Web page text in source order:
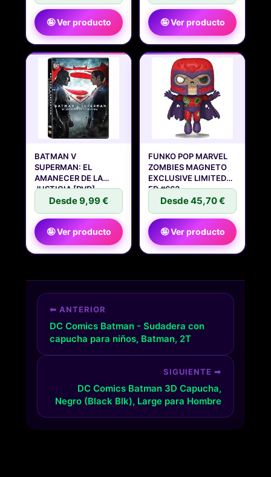
🤪 Ver producto 🤪 Ver producto
BATMAN V
SUPERMAN: EL
AMANECER DE LA
JUSTICIA [DVD]
Desde 9,99 €
🤪 Ver producto
FUNKO POP MARVEL
ZOMBIES MAGNETO
EXCLUSIVE LIMITED
ED #663
Desde 45,70 €
🤪 Ver producto
⬅ ANTERIOR
DC Comics Batman - Sudadera con
capucha para niños, Batman, 2T
SIGUIENTE ➡
DC Comics Batman 3D Capucha,
Negro (Black Blk), Large para Hombre